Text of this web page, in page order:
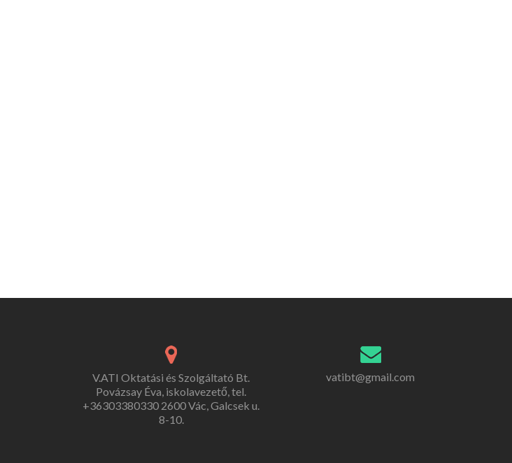
V.ATI Oktatási és Szolgáltató Bt.
Povázsay Éva, iskolavezető, tel.
+36303380330 2600 Vác, Galcsek u.
8-10.
vatibt@gmail.com